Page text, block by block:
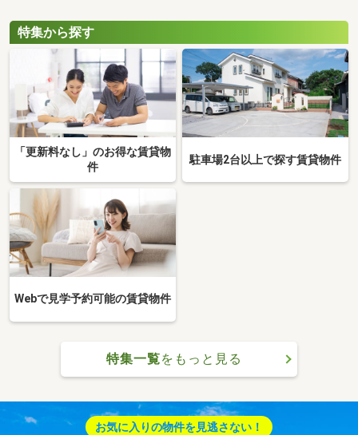
特集から探す
「更新料なし」のお得な賃貸物
件
駐車場2台以上で探す賃貸物件
Webで見学予約可能の賃貸物件
特集一覧をもっと見る
お気に入りの物件を見逃さない！